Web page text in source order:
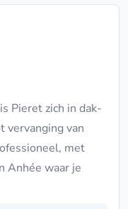
Pieret zich in dak-
vervanging van
met
Anhée waar je